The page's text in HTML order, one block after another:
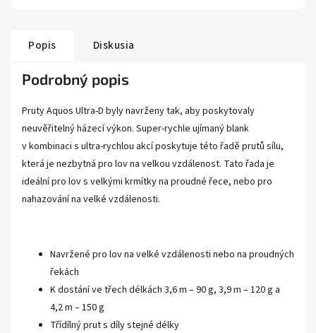
Popis Diskusia
Podrobný popis
Pruty Aquos Ultra-D byly navrženy tak, aby poskytovaly
neuvěřitelný házecí výkon. Super-rychle ujímaný blank
v kombinaci s ultra-rychlou akcí poskytuje této řadě prutů sílu,
která je nezbytná pro lov na velkou vzdálenost. Tato řada je
ideální pro lov s velkými krmítky na proudné řece, nebo pro
nahazování na velké vzdálenosti.
Navržené pro lov na velké vzdálenosti nebo na proudných
řekách
K dostání ve třech délkách 3,6 m – 90 g, 3,9 m – 120 g a
4,2 m – 150 g
Třídílný prut s díly stejné délky